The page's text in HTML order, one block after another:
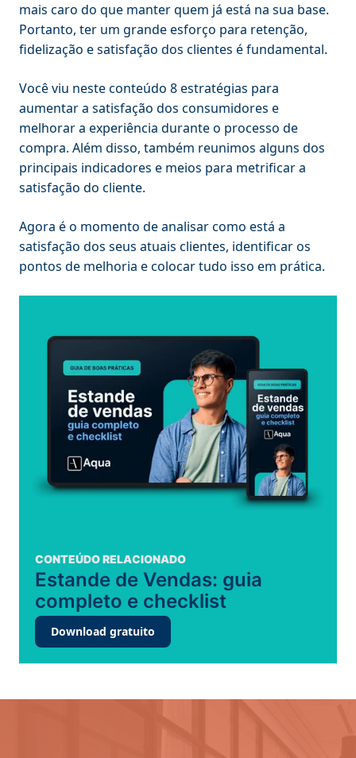
mais caro do que manter quem já está na sua base.
Portanto, ter um grande esforço para retenção,
fidelização e satisfação dos clientes é fundamental.
Você viu neste conteúdo 8 estratégias para
aumentar a satisfação dos consumidores e
melhorar a experiência durante o processo de
compra. Além disso, também reunimos alguns dos
principais indicadores e meios para metrificar a
satisfação do cliente.
Agora é o momento de analisar como está a
satisfação dos seus atuais clientes, identificar os
pontos de melhoria e colocar tudo isso em prática.
CONTEÚDO RELACIONADO
Estande de Vendas: guia
completo e checklist
Download gratuito